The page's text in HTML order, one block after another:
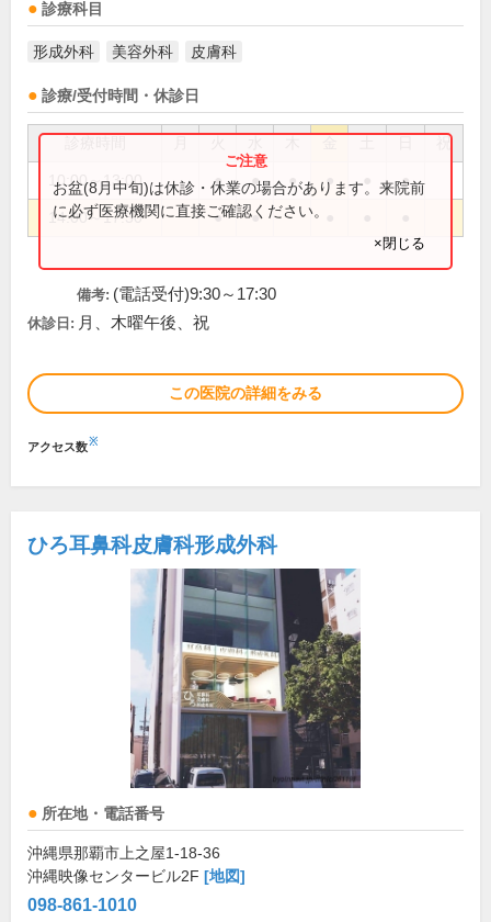
診療科目
形成外科 美容外科 皮膚科
診療/受付時間・休診日
祝
10:00～13:00 ● ● ● ● ●
14:00～17:30 ● ●
お盆(8月中旬)は休診・休業の場合があります。来院前
に必ず医療機関に直接ご確認ください。
×閉じる
備考: (電話受付)9:30～17:30
休診日: 月、木曜午後、祝
この医院の詳細をみる
アクセス数※
ひろ耳鼻科皮膚科形成外科
所在地・電話番号
沖縄県那覇市上之屋1-18-36
沖縄映像センタービル2F [地図]
098-861-1010